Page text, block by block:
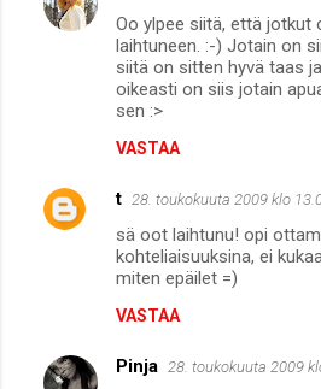
Oo ylpee siitä, että jotkut
laihtuneen. :-) Jotain on
siitä on sitten hyvä taas
oikeasti on siis jotain
sen :>
VASTAA
t 28. toukokuuta 2009 klo
sä oot laihtunu! opi
kohteliaisuuksina, ei
miten epäilet =)
VASTAA
Pinja 28. toukokuuta 2009